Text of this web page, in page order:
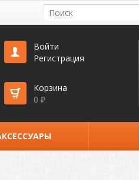
Войти
Регистрация
Корзина
0 ₽